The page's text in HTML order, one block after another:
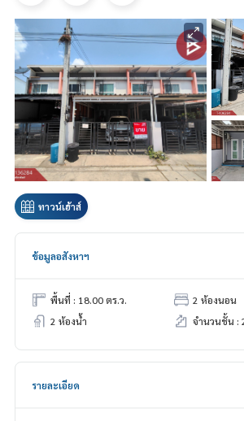
ทาวน์เฮ้าส์
ข้อมูลอสังหาฯ
พื้นที่ : 18.00 ตร.ว.
2 ห้องนอน
2 ห้องน้ำ
จำนวนชั้น :
รายละเอียด